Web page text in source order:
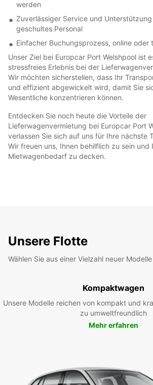
werden
Zuverlässiger Service und
geschultes Personal
Einfacher Buchungsprozess, online oder
Unser Ziel bei Europcar Port Welshpool ist
stressfreies Erlebnis bei der
Wir möchten sicherstellen, dass Ihr
und effizient abgewickelt wird, damit Sie
Wesentliche konzentrieren können.
Entdecken Sie noch heute die Vorteile der
Lieferwagenvermietung bei Europcar Port
verlassen Sie sich auf uns für Ihre nächste
Wir freuen uns, Ihnen behilflich zu sein und
Mietwagenbedarf zu decken.
Unsere Flotte
Wählen Sie aus einer Vielzahl neuer
Kompaktwagen
Unsere Modelle reichen von kompakt und
zu umweltfreundlich
Mehr erfahren